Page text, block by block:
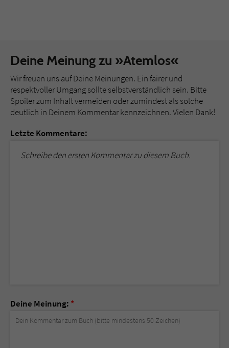
Deine Meinung zu »Atemlos«
Wir freuen uns auf Deine Meinungen. Ein fairer und
respektvoller Umgang sollte selbstverständlich sein. Bitte
Spoiler zum Inhalt vermeiden oder zumindest als solche
deutlich in Deinem Kommentar kennzeichnen. Vielen Dank!
Letzte Kommentare:
Schreibe den ersten Kommentar zu diesem Buch.
Deine Meinung: *